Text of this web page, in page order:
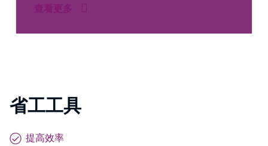
查看更多
省工工具
提高效率